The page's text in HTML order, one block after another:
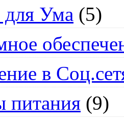
для Ума (5)
в
питания (9)